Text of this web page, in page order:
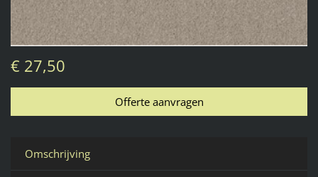
€ 27,50
Omschrijving